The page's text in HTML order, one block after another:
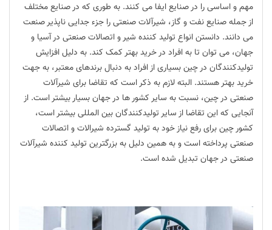
مهم و اساسی را در صنایع ایفا می کنند. به طوری که در صنایع مختلف
از جمله صنایع نفت و گاز، شیرآلات صنعتی را جزء جدایی ناپذیر صنعت
می دانند. دانستن انواع تولید کننده شیر و اتصالات صنعتی در آسیا و
جهان، می توان تا به افراد در خرید بهتر کمک کند. به دلیل افزایش
تولیدکنندگان در چین بسیاری از افراد به دنبال برندهای معتبر، به جهت
خرید بهتر هستند. البته لازم به ذکر است که تقاضا برای شیرآلات
صنعتی در چین، نسبت به سایر کشور ها در جهان بسیار بیشتر است. از
آنجایی که این تقاضا از سایر تولیدکنندگان بین المللی بیشتر است،
کشور چین برای رفع نیاز خود به تولید گسترده شیرالات و اتصالات
صنعتی پرداخته است و به همین دلیل به بزرگترین تولید کننده شیرآلات
صنعتی در جهان تبدیل شده است.